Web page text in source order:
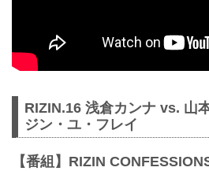
RIZIN.16 浅倉カンナ vs. 山
ジン・ユ・フレイ
【番組】RIZIN